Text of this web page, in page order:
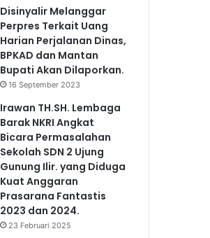
Disinyalir Melanggar
Perpres Terkait Uang
Harian Perjalanan Dinas,
BPKAD dan Mantan
Bupati Akan Dilaporkan.
16 September 2023
Irawan TH.SH. Lembaga
Barak NKRI Angkat
Bicara Permasalahan
Sekolah SDN 2 Ujung
Gunung Ilir. yang Diduga
Kuat Anggaran
Prasarana Fantastis
2023 dan 2024.
23 Februari 2025